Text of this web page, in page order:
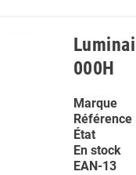
000H
Marque
Référence
État
En stock
EAN-13